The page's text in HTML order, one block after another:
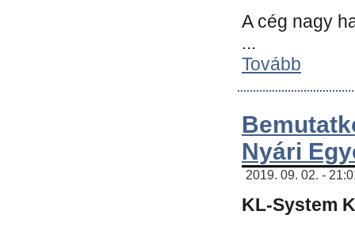
A cég nagy
...
Tovább
Nyári
2019. 09. 02. -
KL-System